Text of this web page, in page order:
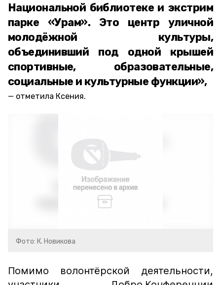
Национальной библиотеке и экстрим
парке «Урам». Это центр уличной
молодёжной культуры,
объединивший под одной крышей
спортивные, образовательные,
социальные и культурные функции»,
отметила Ксения.
Фото: К. Новикова
Помимо волонтёрской деятельности,